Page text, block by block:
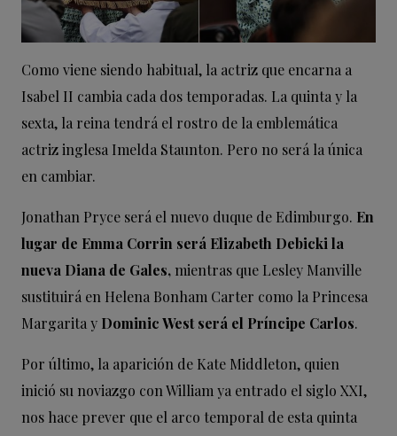
Como viene siendo habitual, la actriz que encarna a
Isabel II cambia cada dos temporadas. La quinta y la
sexta, la reina tendrá el rostro de la emblemática
actriz inglesa Imelda Staunton. Pero no será la única
en cambiar.
Jonathan Pryce será el nuevo duque de Edimburgo. En
lugar de Emma Corrin será Elizabeth Debicki la
nueva Diana de Gales, mientras que Lesley Manville
sustituirá en Helena Bonham Carter como la Princesa
Margarita y Dominic West será el Príncipe Carlos.
Por último, la aparición de Kate Middleton, quien
inició su noviazgo con William ya entrado el siglo XXI,
nos hace prever que el arco temporal de esta quinta